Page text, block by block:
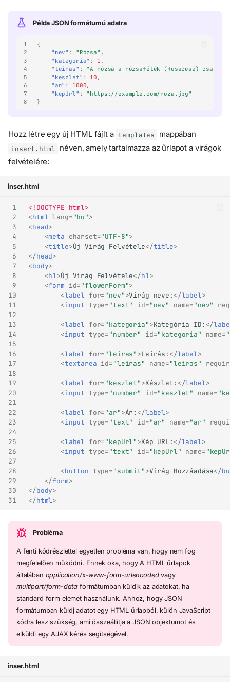
Példa JSON formátumú adatra
1
2
3
4
5
6
7
8
{
"nev" : "Rózsa" ,
"kategoria" : 1 ,
"leiras" :
"A rózsa a rózsafélék (Rosaceae)
"keszlet" : 10 ,
"ar" : 1000,
"kepUrl" :
"https://example.com/roza.jpg"
}
Hozz létre egy új HTML fájlt a templates mappában
insert.html
néven, amely tartalmazza az űrlapot a virágok
felvételére:
inser.html
1
2
3
4
5
6
7
8
9
10
11
12
13
14
15
16
17
18
19
20
21
22
23
24
25
26
27
28
29
30
31
<!DOCTYPE html>
<html lang="hu">
<head>
<meta charset="UTF-8">
<title>Új Virág Felvétele</title>
</head>
<body>
<h1>Új Virág Felvétele</h1>
<form id="flowerForm">
<label for="nev">Virág neve: </label>
<input type="text" id="nev" name="nev"
<label for="kategoria">Kategória ID: </
<input type="number" id="kategoria" name=
<label for="leiras">Leírás: </label>
<textarea id="leiras" name="leiras"
<label for="keszlet">Készlet: </label>
<input type="number" id="keszlet" name=
<label for="ar">Ár: </label>
<input type="text" id="ar" name="ar"
<label for="kepUrl">Kép URL: </label>
<input type="text" id="kepUrl" name=
<button type="submit">Virág Hozzáadása</
</form>
</body>
</html>
Probléma
A fenti kódrészlettel egyetlen probléma van, hogy nem fog
megfelelően működni. Ennek oka, hogy A HTML űrlapok
általában application/x-www-form-urlencodedvagy
multipart/form-data formátumban küldik az adatokat, ha
standard form elemet használunk. Ahhoz, hogy JSON
formátumban küldj adatot egy HTML űrlapból, külön JavaScript
kódra lesz szükség, ami összeállítja a JSON objektumot és
elküldi egy AJAX kérés segítségével.
inser.html